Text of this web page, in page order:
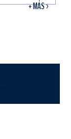
+ MÁS >